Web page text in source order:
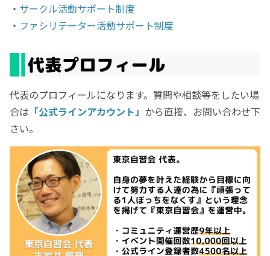
・ サークル活動サポート制度
・ ファシリテーター活動サポート制度
代表のプロフィールになります。質問や相談等をしたい場
合は 「公式ラインアカウント」 から直接、お問い合わせ下
さい。